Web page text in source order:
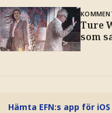
Ture
som
Hämta EFN:s app för